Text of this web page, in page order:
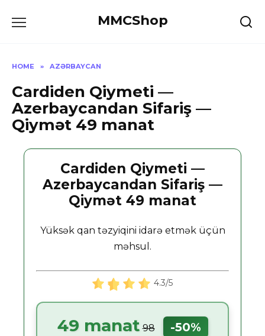
MMCShop
HOME » AZƏRBAYCAN
Cardiden Qiymeti —
Azerbaycandan Sifariş —
Qiymət 49 manat
Cardiden Qiymeti —
Azerbaycandan Sifariş —
Qiymət 49 manat
Yüksək qan təzyiqini idarə etmək üçün
məhsul.
4.3/5
49 manat 98 -50%